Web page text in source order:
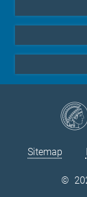
Sitemap
©